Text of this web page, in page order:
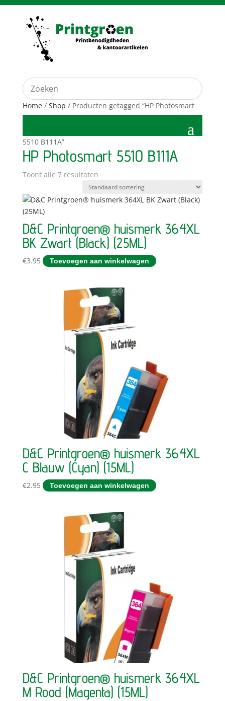
Home/ Shop / Producten getagged “HP Photosmart
5510 B111A”
HP Photosmart 5510 B111A
Toont alle 7 resultaten
D&C Printgroen® huismerk 364XL
BK Zwart (Black) (25ML)
€3.95 Toevoegen aan winkelwagen
D&C Printgroen® huismerk 364XL
C Blauw (Cyan) (15ML)
€2.95 Toevoegen aan winkelwagen
D&C Printgroen® huismerk 364XL
M Rood (Magenta) (15ML)